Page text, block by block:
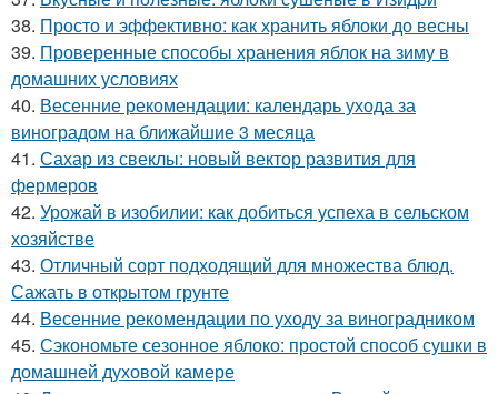
38. Просто и эффективно: как хранить яблоки до весны
39. Проверенные способы хранения яблок на зиму в
домашних условиях
40. Весенние рекомендации: календарь ухода за
виноградом на ближайшие 3 месяца
41. Сахар из свеклы: новый вектор развития для
фермеров
42. Урожай в изобилии: как добиться успеха в сельском
хозяйстве
43. Отличный сорт подходящий для множества блюд.
Сажать в открытом грунте
44. Весенние рекомендации по уходу за виноградником
45. Сэкономьте сезонное яблоко: простой способ сушки в
домашней духовой камере